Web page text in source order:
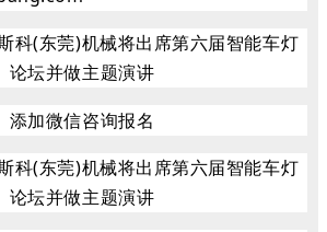
添加微信咨询报名